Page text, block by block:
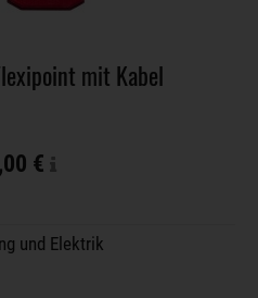
mit Kabel
€
und Elektrik